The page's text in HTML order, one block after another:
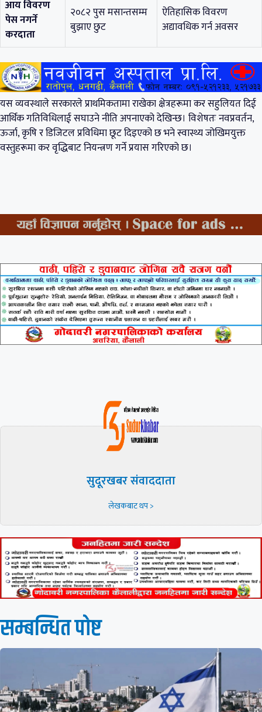
आय विवरण
पेस नगर्ने
करदाता
२०८२ पुस मसान्तसम्म
बुझाए छुट
ऐतिहासिक विवरण
अद्यावधिक गर्न अवसर
यस व्यवस्थाले सरकारले प्राथमिकतामा राखेका क्षेत्रहरूमा कर सहुलियत दिई
आर्थिक गतिविधिलाई सघाउने नीति अपनाएको देखिन्छ। विशेषतः नवप्रवर्तन,
ऊर्जा, कृषि र डिजिटल प्रविधिमा छूट दिइएको छ भने स्वास्थ्य जोखिमयुक्त
वस्तुहरूमा कर वृद्धिबाट नियन्त्रण गर्ने प्रयास गरिएको छ।
सुदूरखबर संवाददाता
लेखकबाट थप >
सम्बन्धित पाेष्ट